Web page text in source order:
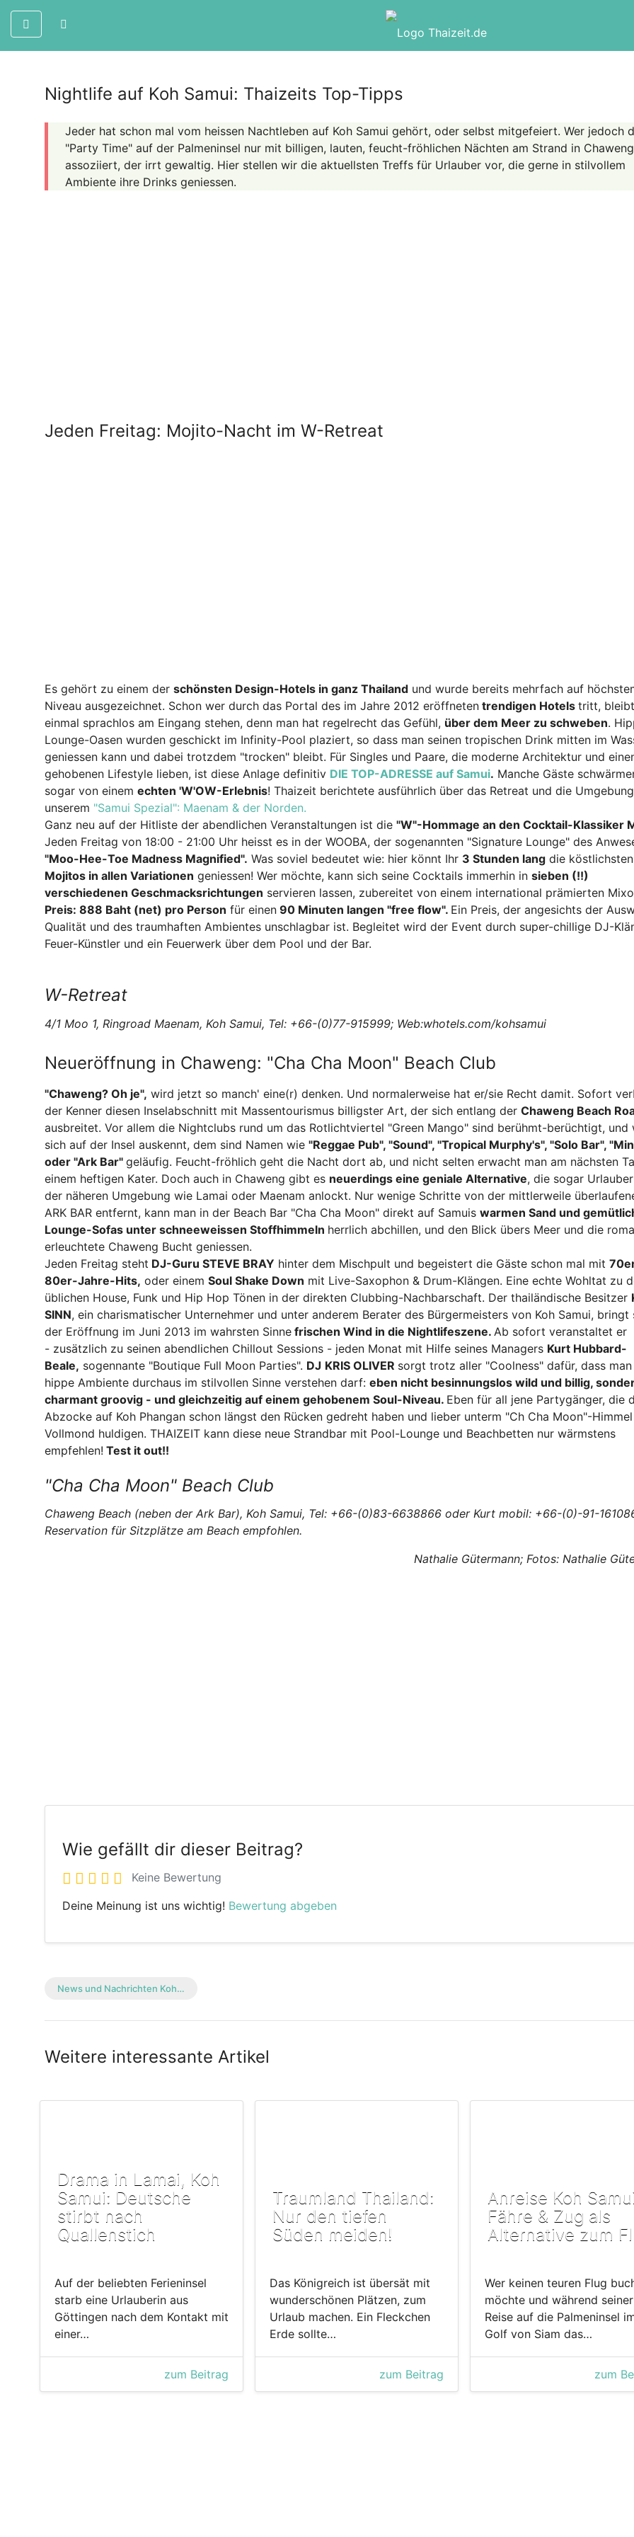
Nightlife auf Koh Samui: Thaizeits Top-Tipps
Jeder hat schon mal vom heissen Nachtleben auf Koh Samui gehört, oder selbst mitgefeiert. Wer jedoch
"Party Time" auf der Palmeninsel nur mit billigen, lauten, feucht-fröhlichen Nächten am Strand in Chaweng
assoziiert, der irrt gewaltig. Hier stellen wir die aktuellsten Treffs für Urlauber vor, die gerne in stilvollem
Ambiente ihre Drinks geniessen.
Jeden Freitag: Mojito-Nacht im W-Retreat
Es gehört zu einem der schönsten Design-Hotels in ganz Thailand und wurde bereits mehrfach auf
Niveau ausgezeichnet. Schon wer durch das Portal des im Jahre 2012 eröffneten trendigen Hotels tritt,
einmal sprachlos am Eingang stehen, denn man hat regelrecht das Gefühl, über dem Meer zu schweben.
Lounge-Oasen wurden geschickt im Infinity-Pool plaziert, so dass man seinen tropischen Drink mitten im
geniessen kann und dabei trotzdem "trocken" bleibt. Für Singles und Paare, die moderne Architektur und
gehobenen Lifestyle lieben, ist diese Anlage definitiv DIE TOP-ADRESSE auf Samui. Manche Gäste
sogar von einem echten 'W'OW-Erlebnis! Thaizeit berichtete ausführlich über das Retreat und die
unserem "Samui Spezial": Maenam & der Norden.
Ganz neu auf der Hitliste der abendlichen Veranstaltungen ist die "W"-Hommage an den Cocktail-Klassiker
Jeden Freitag von 18:00 - 21:00 Uhr heisst es in der WOOBA, der sogenannten "Signature Lounge" des
"Moo-Hee-Toe Madness Magnified". Was soviel bedeutet wie: hier könnt Ihr 3 Stunden lang die köstlichsten
Mojitos in allen Variationen geniessen! Wer möchte, kann sich seine Cocktails immerhin in sieben (!!)
verschiedenen Geschmacksrichtungen servieren lassen, zubereitet von einem international prämierten
Preis: 888 Baht (net) pro Person für einen 90 Minuten langen "free flow". Ein Preis, der angesichts der
Qualität und des traumhaften Ambientes unschlagbar ist. Begleitet wird der Event durch super-chillige DJ-
Feuer-Künstler und ein Feuerwerk über dem Pool und der Bar.
W-Retreat
4/1 Moo 1, Ringroad Maenam, Koh Samui, Tel: +66-(0)77-915999; Web:whotels.com/kohsamui
Neueröffnung in Chaweng: "Cha Cha Moon" Beach Club
"Chaweng? Oh je", wird jetzt so manch' eine(r) denken. Und normalerweise hat er/sie Recht damit. Sofort
der Kenner diesen Inselabschnitt mit Massentourismus billigster Art, der sich entlang der Chaweng Beach
ausbreitet. Vor allem die Nightclubs rund um das Rotlichtviertel "Green Mango" sind berühmt-berüchtigt, und
sich auf der Insel auskennt, dem sind Namen wie "Reggae Pub", "Sound", "Tropical Murphy's", "Solo Bar",
oder "Ark Bar" geläufig. Feucht-fröhlich geht die Nacht dort ab, und nicht selten erwacht man am nächsten
einem heftigen Kater. Doch auch in Chaweng gibt es neuerdings eine geniale Alternative, die sogar
der näheren Umgebung wie Lamai oder Maenam anlockt. Nur wenige Schritte von der mittlerweile
ARK BAR entfernt, kann man in der Beach Bar "Cha Cha Moon" direkt auf Samuis warmen Sand und
Lounge-Sofas unter schneeweissen Stoffhimmeln herrlich abchillen, und den Blick übers Meer und die
erleuchtete Chaweng Bucht geniessen.
Jeden Freitag steht DJ-Guru STEVE BRAY hinter dem Mischpult und begeistert die Gäste schon mal mit
80er-Jahre-Hits, oder einem Soul Shake Down mit Live-Saxophon & Drum-Klängen. Eine echte Wohltat zu
üblichen House, Funk und Hip Hop Tönen in der direkten Clubbing-Nachbarschaft. Der thailändische Besitzer
SINN, ein charismatischer Unternehmer und unter anderem Berater des Bürgermeisters von Koh Samui, bringt
der Eröffnung im Juni 2013 im wahrsten Sinne frischen Wind in die Nightlifeszene. Ab sofort veranstaltet er
- zusätzlich zu seinen abendlichen Chillout Sessions - jeden Monat mit Hilfe seines Managers Kurt Hubbard-
Beale, sogennante "Boutique Full Moon Parties". DJ KRIS OLIVER sorgt trotz aller "Coolness" dafür, dass
hippe Ambiente durchaus im stilvollen Sinne verstehen darf: eben nicht besinnungslos wild und billig,
charmant groovig - und gleichzeitig auf einem gehobenem Soul-Niveau. Eben für all jene Partygänger, die
Abzocke auf Koh Phangan schon längst den Rücken gedreht haben und lieber unterm "Ch Cha Moon"-
Vollmond huldigen. THAIZEIT kann diese neue Strandbar mit Pool-Lounge und Beachbetten nur wärmstens
empfehlen! Test it out!!
"Cha Cha Moon" Beach Club
Chaweng Beach (neben der Ark Bar), Koh Samui, Tel: +66-(0)83-6638866 oder Kurt mobil: +66-(0)-91-
Reservation für Sitzplätze am Beach empfohlen.
Nathalie Gütermann; Fotos: Nathalie
Wie gefällt dir dieser Beitrag?
Keine Bewertung
Deine Meinung ist uns wichtig! Bewertung abgeben
News und Nachrichten Koh…
Weitere interessante Artikel
Drama in Lamai, Koh
Samui: Deutsche
stirbt nach
Quallenstich
Auf der beliebten Ferieninsel
starb eine Urlauberin aus
Göttingen nach dem Kontakt mit
einer…
zum Beitrag
Traumland Thailand:
Nur den tiefen
Süden meiden!
Das Königreich ist übersät mit
wunderschönen Plätzen, zum
Urlaub machen. Ein Fleckchen
Erde sollte…
zum Beitrag
Anreise Koh
Fähre & Zug als
Alternative zum
Wer keinen teuren Flug
möchte und während seiner
Reise auf die Palmeninsel
Golf von Siam das…
zum